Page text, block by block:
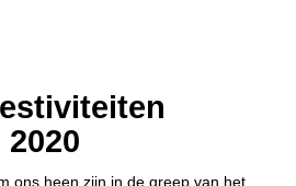
ons heen zijn in de greep van het